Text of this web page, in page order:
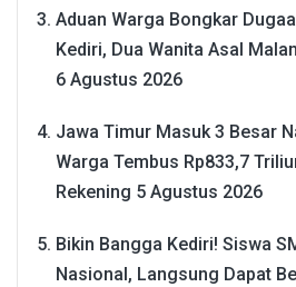
Aduan Warga Bongkar
Kediri, Dua Wanita Asal
6 Agustus 2026
Jawa Timur Masuk 3 Besar
Warga Tembus Rp833,7
Rekening 5 Agustus 2026
Bikin Bangga Kediri! Siswa
Nasional, Langsung Dapat